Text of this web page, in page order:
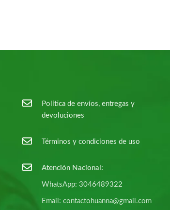
Política de envíos, entregas y
devoluciones
Términos y condiciones de uso
Atención Nacional:
WhatsApp: 3046489322
Email: contactohuanna@gmail.com